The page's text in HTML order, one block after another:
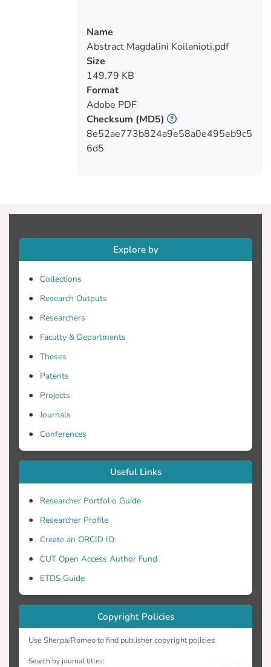
στερεότυπα που επικρατούσαν για τις
γυναίκες στις
αρχές του 20ού αιώνα αλλά και στη
συνέχεια. Πιο συγκεκριμένα, θα
αντιμετώπιση των γυναικών στο
Bauhaus και η συνύπαρξη των δύο
εξεταστούν οι περιπτώσεις των Lucia
Θα παρουσιαστεί ο καθοριστικός τους
καθηγητές και σπουδαστές, όσο και στο
ευρύτερο κοινωνικό τους περιβάλλον.
Name
Abstract Magdalini Koilanioti.pdf
Size
149.79 KB
Format
Adobe PDF
Checksum (MD5)
8e52ae773b824a9e58a0e495eb9c5
6d5
Explore by
Collections
Research Outputs
Researchers
Faculty & Departments
Theses
Patents
Projects
Journals
Conferences
Useful Links
Researcher Portfolio Guide
Researcher Profile
Create an ORCID ID
CUT Open Access Author Fund
ETDS Guide
Copyright Policies
Use Sherpa/Romeo to find publisher copyright policies
Search by journal titles: